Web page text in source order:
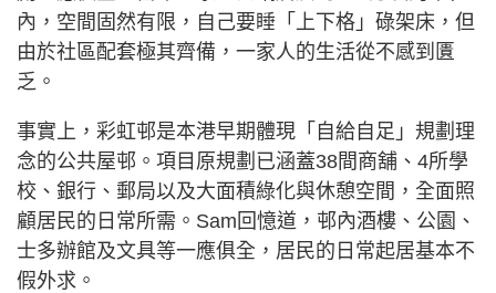
內，空間固然有限，自己要睡「上下格」碌架床，但
由於社區配套極其齊備，一家人的生活從不感到匱
乏。
事實上，彩虹邨是本港早期體現「自給自足」規劃理
念的公共屋邨。項目原規劃已涵蓋38間商舖、4所學
校、銀行、郵局以及大面積綠化與休憩空間，全面照
顧居民的日常所需。Sam回憶道，邨內酒樓、公園、
士多辦館及文具等一應俱全，居民的日常起居基本不
假外求。